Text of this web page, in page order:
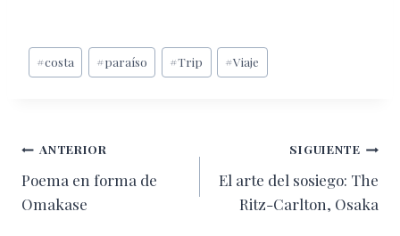
Etiquetas
de
#costa #paraíso #Trip #Viaje
Navegación
de
ANTERIOR
Poema en forma de
Omakase
SIGUIENTE
El arte del sosiego: The
Ritz-Carlton, Osaka